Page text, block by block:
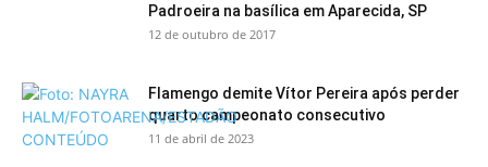
Padroeira na basílica em Aparecida, SP
12 de outubro de 2017
Flamengo demite Vítor Pereira após perder
quarto campeonato consecutivo
11 de abril de 2023